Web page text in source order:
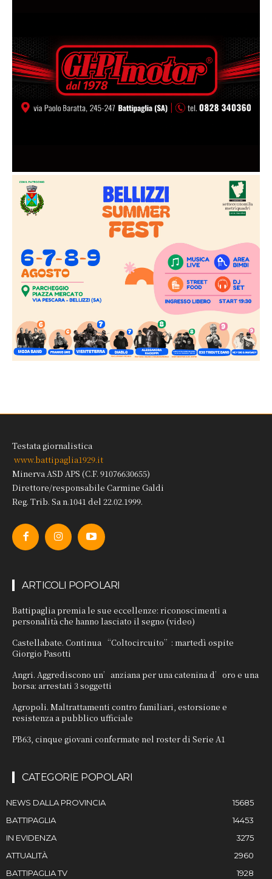
Testata giornalistica
www.battipaglia1929.it
Minerva ASD APS (C.F. 91076630655)
Direttore/responsabile Carmine Galdi
Reg. Trib. Sa n.1041 del 22.02.1999.
ARTICOLI POPOLARI
Battipaglia premia le sue eccellenze: riconoscimenti a
personalità che hanno lasciato il segno (video)
Castellabate. Continua “Coltocircuito”: martedì ospite
Giorgio Pasotti
Angri. Aggrediscono un’anziana per una catenina d’oro e una
borsa: arrestati 3 soggetti
Agropoli. Maltrattamenti contro familiari, estorsione e
resistenza a pubblico ufficiale
PB63, cinque giovani confermate nel roster di Serie A1
CATEGORIE POPOLARI
NEWS DALLA PROVINCIA
15685
BATTIPAGLIA
14453
IN EVIDENZA
3275
ATTUALITÀ
2960
BATTIPAGLIA TV
1928